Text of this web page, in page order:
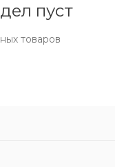
пуст
товаров